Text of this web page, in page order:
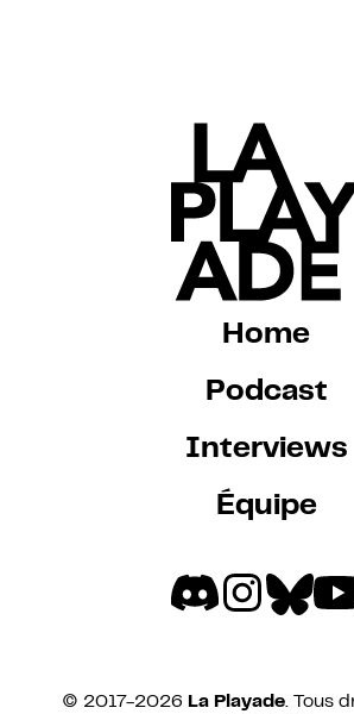
Home
Podcast
Interviews
Équipe
© 2017-2026 La Playade. Tous